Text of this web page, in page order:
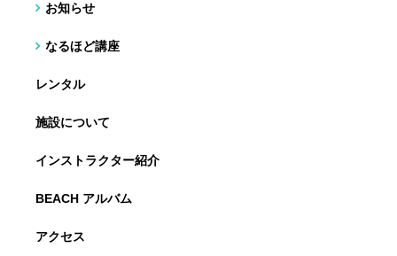
お知らせ
なるほど講座
レンタル
施設について
インストラクター紹介
BEACH アルバム
アクセス